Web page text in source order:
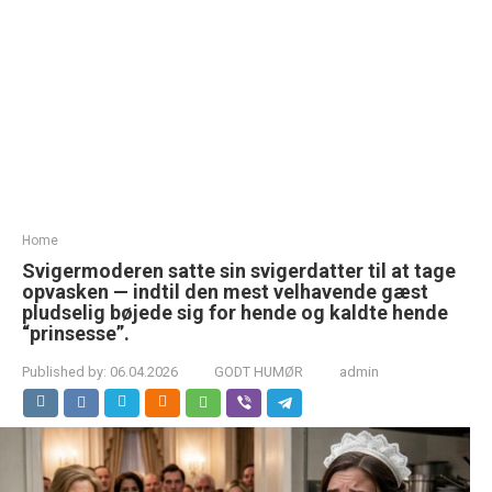
Home
Sviger­moderen satte sin svigerdatter til at tage
opvasken — indtil den mest velhavende gæst
pludselig bøjede sig for hende og kaldte hende
“prinsesse”.
Published by: 06.04.2026 GODT HUMØR admin